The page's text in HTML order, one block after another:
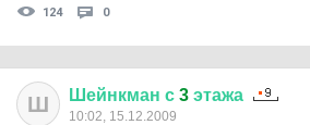
124 0
Ш Шейнкман с 3 этажа
10:02, 15.12.2009